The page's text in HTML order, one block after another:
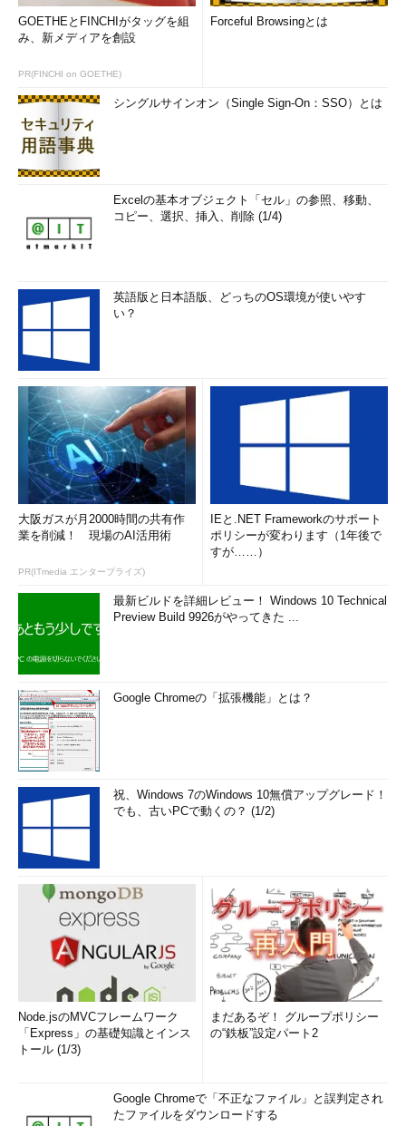
GOETHEとFINCHIがタッグを組
み、新メディアを創設
PR(FINCHI on GOETHE)
Forceful Browsingとは
シングルサインオン（Single Sign-On：SSO）とは
Excelの基本オブジェクト「セル」の参照、移動、
コピー、選択、挿入、削除 (1/4)
英語版と日本語版、どっちのOS環境が使いやす
い？
大阪ガスが月2000時間の共有作
業を削減！ 現場のAI活用術
PR(ITmedia エンタープライズ)
IEと.NET Frameworkのサポート
ポリシーが変わります（1年後で
すが……）
最新ビルドを詳細レビュー！ Windows 10 Technical
Preview Build 9926がやってきた ...
Google Chromeの「拡張機能」とは？
祝、Windows 7のWindows 10無償アップグレード！
でも、古いPCで動くの？ (1/2)
Node.jsのMVCフレームワーク
「Express」の基礎知識とインス
トール (1/3)
まだあるぞ！ グループポリシー
の“鉄板”設定パート2
Google Chromeで「不正なファイル」と誤判定され
たファイルをダウンロードする